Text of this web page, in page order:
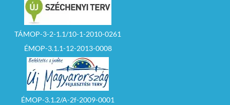
TÁMOP-3-2-1.1/10-1-2010-0261
ÉMOP-3.1.1-12-2013-0008
ÉMOP-3.1.2/A-2f-2009-0001